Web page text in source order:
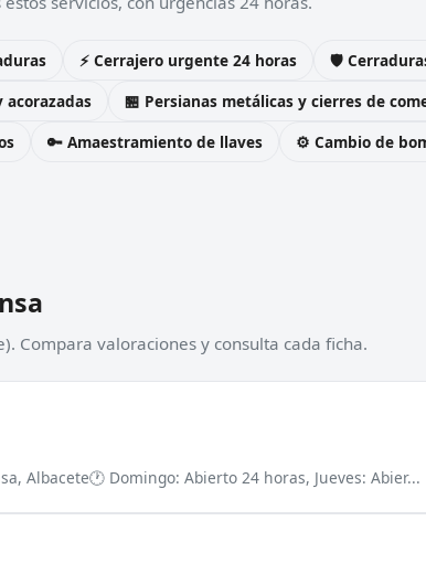
⚡ Cerrajero urgente 24 horas 🛡️
acorazadas 🏪 Persianas metálicas y cierres de
🔑 Amaestramiento de llaves ⚙️ Cambio de
Compara valoraciones y consulta cada ficha.
Albacete🕐 Domingo: Abierto 24 horas, Jueves: Abier...